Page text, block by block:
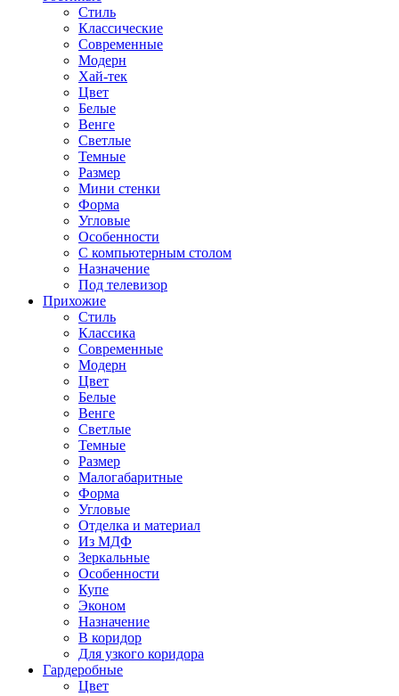
Стиль
Классические
Современные
Модерн
Хай-тек
Цвет
Белые
Венге
Светлые
Темные
Размер
Мини стенки
Форма
Угловые
Особенности
С компьютерным столом
Назначение
Под телевизор
Прихожие
Стиль
Классика
Современные
Модерн
Цвет
Белые
Венге
Светлые
Темные
Размер
Малогабаритные
Форма
Угловые
Отделка и материал
Из МДФ
Зеркальные
Особенности
Купе
Эконом
Назначение
В коридор
Для узкого коридора
Гардеробные
Цвет